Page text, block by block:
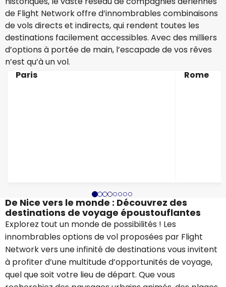
de Flight Network offre d’innombrables combinaisons
de vols directs et indirects, qui rendent toutes les
destinations facilement accessibles. Avec des milliers
d’options à portée de main, l’escapade de vos rêves
n’est qu’à un vol.
Paris
Rome
De Nice vers le monde : Découvrez des
destinations de voyage époustouflantes
Explorez tout un monde de possibilités ! Les
innombrables options de vol proposées par Flight
Network vers une infinité de destinations vous invitent
à profiter d’une multitude d’opportunités de voyage,
quel que soit votre lieu de départ. Que vous